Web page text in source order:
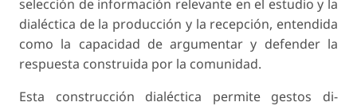
selección de información relevante en el estudio y la
dialéctica de la producción y la recepción, entendida
como la capacidad de argumentar y defender la
respuesta construida por la comunidad.
Esta construcción dialéctica permite gestos di­